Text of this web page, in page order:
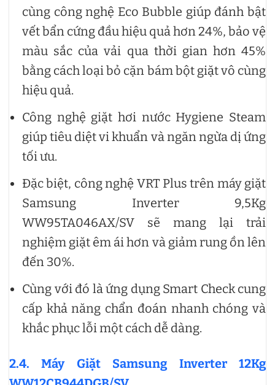
cùng công nghệ Eco Bubble giúp đánh bật
vết bẩn cứng đầu hiệu quả hơn 24%, bảo vệ
màu sắc của vải qua thời gian hơn 45%
bằng cách loại bỏ cặn bám bột giặt vô cùng
hiệu quả.
Công nghệ giặt hơi nước Hygiene Steam
giúp tiêu diệt vi khuẩn và ngăn ngừa dị ứng
tối ưu.
Đặc biệt, công nghệ VRT Plus trên máy giặt
Samsung Inverter 9,5Kg
WW95TA046AX/SV sẽ mang lại trải
nghiệm giặt êm ái hơn và giảm rung ồn lên
đến 30%.
Cùng với đó là ứng dụng Smart Check cung
cấp khả năng chẩn đoán nhanh chóng và
khắc phục lỗi một cách dễ dàng.
2.4. Máy Giặt Samsung Inverter 12Kg